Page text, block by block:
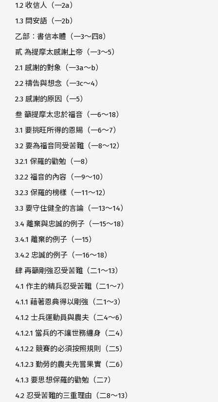
1.2 收信人（一2a）
1.3 問安語（一2b）
乙部︰書信本體（一3～四8）
貳 為提摩太感謝上帝（一3～5）
2.1 感謝的對象（一3a～b）
2.2 禱告與想念（一3c～4）
2.3 感謝的原因（一5）
叁 籲提摩太忠於福音（一6～18）
3.1 要挑旺所得的恩賜（一6～7）
3.2 要為福音同受苦難（一8～12）
3.2.1 保羅的勸勉（一8）
3.2.2 福音的內容（一9～10）
3.2.3 保羅的榜樣（一11～12）
3.3 要守住健全的言論（一13～14）
3.4 離棄與忠誠的例子（一15～18）
3.4.1 離棄的例子（一15）
3.4.2 忠誠的例子（一16～18）
肆 再籲剛強忍受苦難（二1～13）
4.1 作主的精兵忍受苦難（二1～7）
4.1.1 藉著恩典得以剛強（二1～3）
4.1.2 士兵運動員與農夫（二4～6）
4.1.2.1 當兵的不讓世務纏身（二4）
4.1.2.2 競賽的必須按照規則（二5）
4.1.2.3 勤勞的農夫先嘗果實（二6）
4.1.3 要思想保羅的勸勉（二7）
4.2 忍受苦難的三重理由（二8～13）